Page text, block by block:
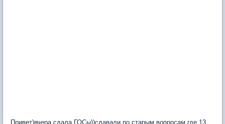
Привет)вчера сдала ГОСы))сдавали по старым вопросам,где 13